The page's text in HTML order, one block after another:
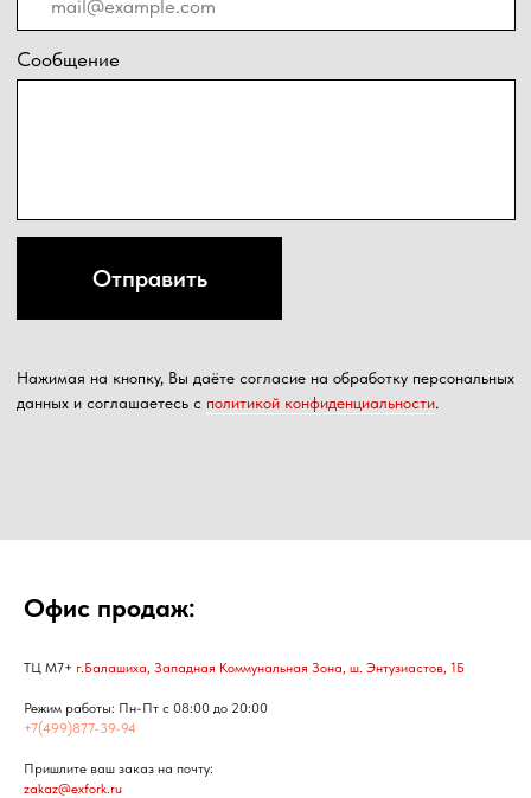
Офис продаж:
ТЦ М7+ г.Балашиха, Западная Коммунальная Зона, ш. Энтузиастов, 1Б
Режим работы: Пн-Пт с 08:00 до 20:00
+7(499)877-39-94
Пришлите ваш заказ на почту:
zakaz@exfork.ru